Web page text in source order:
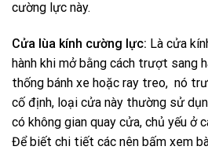
cường lực này.
Cửa lùa kính cường lực: Là cửa
hành khi mở bằng cách trượt sang
thống bánh xe hoặc ray treo, nó
cố định, loại cửa này thường sử
có không gian quay cửa, chủ yếu ở
Để biết chi tiết các nên bấm xem